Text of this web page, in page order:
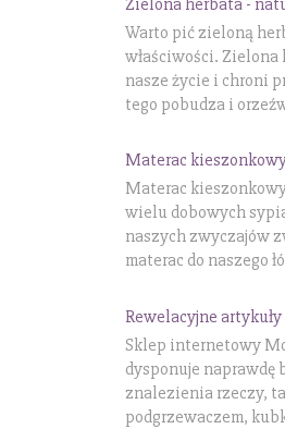
Warto pić zieloną
właściwości. Zielona
nasze życie i chroni
tego pobudza i
Materac kieszonkowy
Materac
wielu dobowych
naszych zwyczajów
materac do naszego
Rewelacyjne
Sklep internetowy
dysponuje naprawdę
znalezienia rzeczy,
podgrzewaczem,